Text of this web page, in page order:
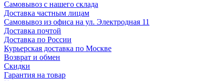
Самовывоз с нашего склада
Доставка частным лицам
Самовывоз из офиса на ул. Электродная 11
Доставка почтой
Доставка по России
Курьерская доставка по Москве
Возврат и обмен
Скидки
Гарантия на товар